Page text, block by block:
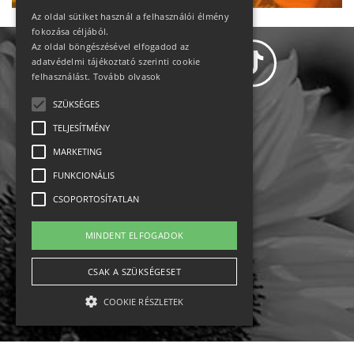
Impresszum-kapcsolat
Jogi nyilatkozat
Rólunk
English
Az oldal sütiket használ a felhasználói élmény
fokozása céljából.
Az oldal böngészésével elfogadod az
adatvédelmi tájékoztató szerinti cookie
felhasználást. Tovább olvasok
SZÜKSÉGES
TELJESÍTMÉNY
MARKETING
FUNKCIONÁLIS
CSOPORTOSÍTATLAN
MINDENT ELFOGADOK
CSAK A SZÜKSÉGESET
COOKIE RÉSZLETEK